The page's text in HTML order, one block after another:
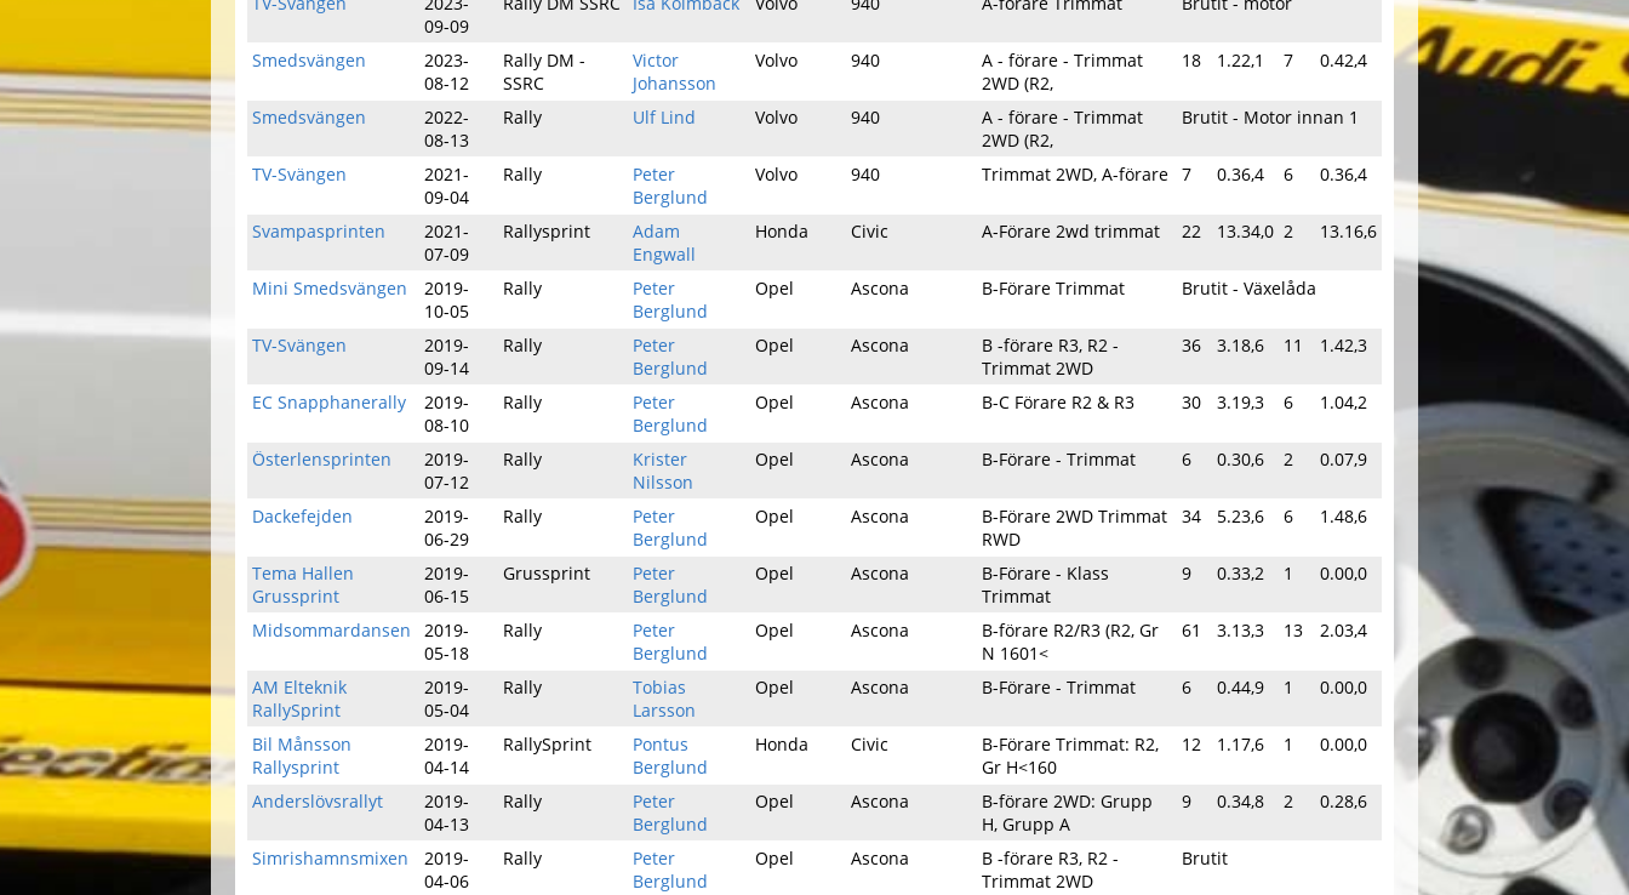
09-09
Smedsvängen
2023-
08-12
Rally DM -
SSRC
Victor
Johansson
Volvo 940
A - förare - Trimmat
2WD (R2,
18 1.22,1 7 0.42,4
Smedsvängen
2022-
08-13
Rally Ulf Lind Volvo 940
A - förare - Trimmat
2WD (R2,
Brutit - Motor innan 1
TV-Svängen
2021-
09-04
Rally
Peter
Berglund
Volvo 940 Trimmat 2WD, A-förare 7 0.36,4 6 0.36,4
Svampasprinten
2021-
07-09
Rallysprint
Adam
Engwall
Honda Civic A-Förare 2wd trimmat 22 13.34,0 2 13.16,6
Mini Smedsvängen
2019-
10-05
Rally
Peter
Berglund
Opel Ascona B-Förare Trimmat Brutit - Växelåda
TV-Svängen
2019-
09-14
Rally
Peter
Berglund
Opel Ascona
B -förare R3, R2 -
Trimmat 2WD
36 3.18,6 11 1.42,3
EC Snapphanerally
2019-
08-10
Rally
Peter
Berglund
Opel Ascona B-C Förare R2 & R3 30 3.19,3 6 1.04,2
Österlensprinten
2019-
07-12
Rally
Krister
Nilsson
Opel Ascona B-Förare - Trimmat 6 0.30,6 2 0.07,9
Dackefejden
2019-
06-29
Rally
Peter
Berglund
Opel Ascona
B-Förare 2WD Trimmat
RWD
34 5.23,6 6 1.48,6
Tema Hallen
Grussprint
2019-
06-15
Grussprint
Peter
Berglund
Opel Ascona
B-Förare - Klass
Trimmat
9 0.33,2 1 0.00,0
Midsommardansen
2019-
05-18
Rally
Peter
Berglund
Opel Ascona
B-förare R2/R3 (R2, Gr
N 1601<
61 3.13,3 13 2.03,4
AM Elteknik
RallySprint
2019-
05-04
Rally
Tobias
Larsson
Opel Ascona B-Förare - Trimmat 6 0.44,9 1 0.00,0
Bil Månsson
Rallysprint
2019-
04-14
RallySprint
Pontus
Berglund
Honda Civic
B-Förare Trimmat: R2,
Gr H<160
12 1.17,6 1 0.00,0
Anderslövsrallyt
2019-
04-13
Rally
Peter
Berglund
Opel Ascona
B-förare 2WD: Grupp
H, Grupp A
9 0.34,8 2 0.28,6
Simrishamnsmixen
2019-
04-06
Rally
Peter
Berglund
Opel Ascona
B -förare R3, R2 -
Trimmat 2WD
Brutit